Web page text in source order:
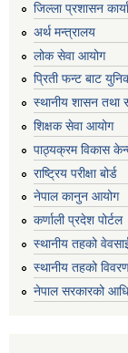
जिल्ला प्रशासन
अर्थ मन्त्रालय
लोक सेवा आयोग
प्रिती फन्ट बाट
स्थानीय शासन तथा
शिक्षक सेवा आयोग
पाठ्यक्रम विकास
राष्ट्रिय परीक्षा बोर्ड
नेपाल कानुन आयोग
कर्णाली प्रदेश पोर्टल
स्थानीय तहको
स्थानीय तहको
नेपाल सरकारको